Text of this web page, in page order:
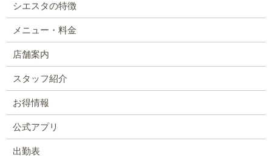
シエスタの特徴
メニュー・料金
店舗案内
スタッフ紹介
お得情報
公式アプリ
出勤表